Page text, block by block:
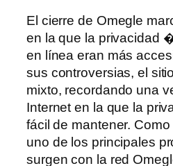
El cierre de Omegle
en la que la privacidad
en línea eran más
sus controversias, el
mixto, recordando una
Internet en la que la
fácil de mantener.
uno de los principales
surgen con la red